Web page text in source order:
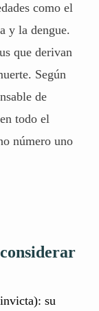
como el
y la dengue.
que derivan
Según
de
todo el
número uno
su